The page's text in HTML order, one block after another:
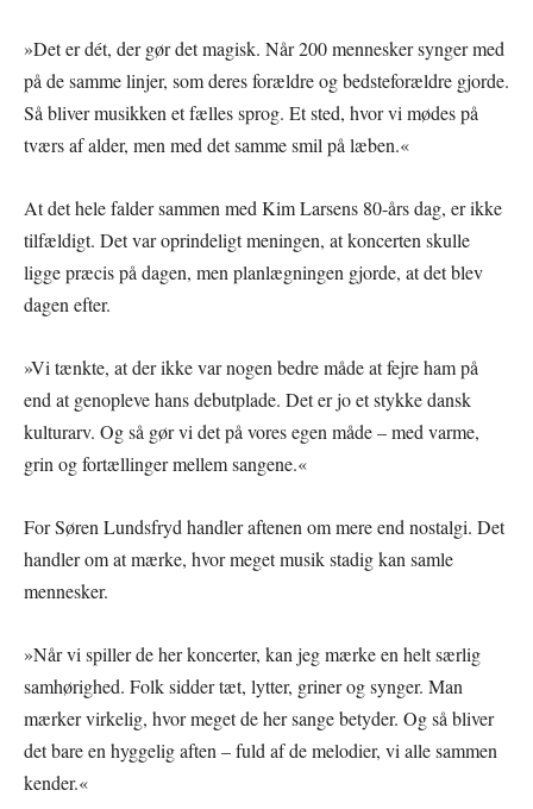
»Det er dét, der gør det magisk. Når 200 mennesker synger med
på de samme linjer, som deres forældre og bedsteforældre gjorde.
Så bliver musikken et fælles sprog. Et sted, hvor vi mødes på
tværs af alder, men med det samme smil på læben.«
At det hele falder sammen med Kim Larsens 80-års dag, er ikke
tilfældigt. Det var oprindeligt meningen, at koncerten skulle
ligge præcis på dagen, men planlægningen gjorde, at det blev
dagen efter.
»Vi tænkte, at der ikke var nogen bedre måde at fejre ham på
end at genopleve hans debutplade. Det er jo et stykke dansk
kulturarv. Og så gør vi det på vores egen måde – med varme,
grin og fortællinger mellem sangene.«
For Søren Lundsfryd handler aftenen om mere end nostalgi. Det
handler om at mærke, hvor meget musik stadig kan samle
mennesker.
»Når vi spiller de her koncerter, kan jeg mærke en helt særlig
samhørighed. Folk sidder tæt, lytter, griner og synger. Man
mærker virkelig, hvor meget de her sange betyder. Og så bliver
det bare en hyggelig aften – fuld af de melodier, vi alle sammen
kender.«